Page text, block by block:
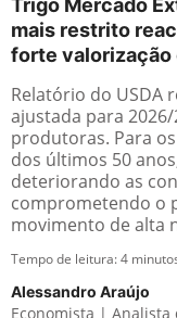
Trigo Mercado
mais restrito
forte valorização
Relatório do USDA
ajustada para
produtoras. Para
dos últimos 50
deteriorando as
comprometendo o
movimento de alta
Tempo de leitura:4
Alessandro Araújo
Economista | Analista